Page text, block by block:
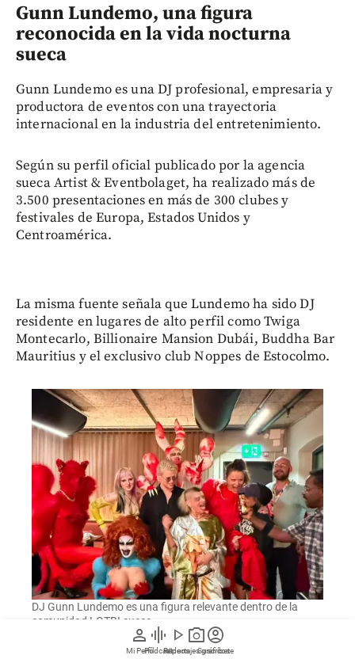
person
Mi Perfil
graphic_eq
Pódcast
play_arrow
Videos
photo_camera
Reportajes gráficos
account_circle
Suscríbete
Gunn Lundemo, una figura
reconocida en la vida nocturna
sueca
Gunn Lundemo es una DJ profesional, empresaria y
productora de eventos con una trayectoria
internacional en la industria del entretenimiento.
Según su perfil oficial publicado por la agencia
sueca Artist & Eventbolaget, ha realizado más de
3.500 presentaciones en más de 300 clubes y
festivales de Europa, Estados Unidos y
Centroamérica.
La misma fuente señala que Lundemo ha sido DJ
residente en lugares de alto perfil como Twiga
Montecarlo, Billionaire Mansion Dubái, Buddha Bar
Mauritius y el exclusivo club Noppes de Estocolmo.
DJ Gunn Lundemo es una figura relevante dentro de la
comunidad LGTBI sueca.